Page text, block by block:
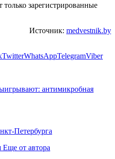
зарегистрированные
Источник: medvestnik.by
TwitterWhatsAppTelegramViber
антимикробная
Петербурга
Еще от автора